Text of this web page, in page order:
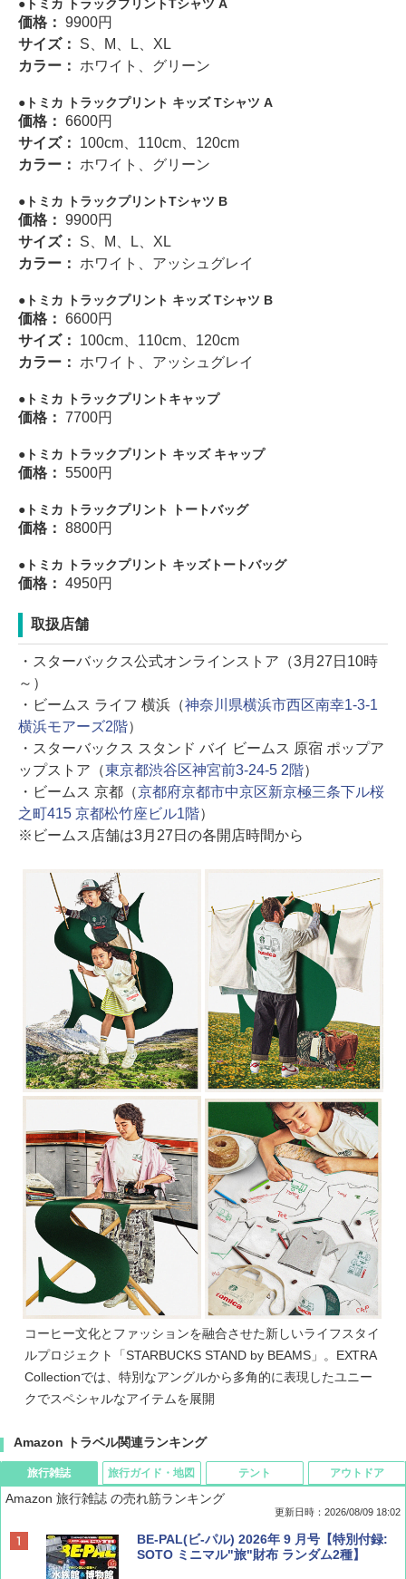
トミカ トラックプリントTシャツ A
価格： 9900円
サイズ： S、M、L、XL
カラー： ホワイト、グリーン
トミカ トラックプリント キッズ Tシャツ A
価格： 6600円
サイズ： 100cm、110cm、120cm
カラー： ホワイト、グリーン
トミカ トラックプリントTシャツ B
価格： 9900円
サイズ： S、M、L、XL
カラー： ホワイト、アッシュグレイ
トミカ トラックプリント キッズ Tシャツ B
価格： 6600円
サイズ： 100cm、110cm、120cm
カラー： ホワイト、アッシュグレイ
トミカ トラックプリントキャップ
価格： 7700円
トミカ トラックプリント キッズ キャップ
価格： 5500円
トミカ トラックプリント トートバッグ
価格： 8800円
トミカ トラックプリント キッズトートバッグ
価格： 4950円
取扱店舗
・スターバックス公式オンラインストア（3月27日10時
～）
・ビームス ライフ 横浜（神奈川県横浜市西区南幸1-3-1
横浜モアーズ2階）
・スターバックス スタンド バイ ビームス 原宿 ポップア
ップストア（東京都渋谷区神宮前3-24-5 2階）
・ビームス 京都（京都府京都市中京区新京極三条下ル桜
之町415 京都松竹座ビル1階）
※ビームス店舗は3月27日の各開店時間から
コーヒー文化とファッションを融合させた新しいライフスタイ
ルプロジェクト「STARBUCKS STAND by BEAMS」。EXTRA
Collectionでは、特別なアングルから多角的に表現したユニー
クでスペシャルなアイテムを展開
Amazon トラベル関連ランキング
旅行雑誌
Amazon 旅行雑誌 の売れ筋ランキング
更新日時：2026/08/09 18:02
BE-PAL(ビ-パル) 2026年 9 月号【特別付録:
SOTO ミニマル"旅"財布 ランダム2種】
旅行ガイド・地図 テント アウトドア